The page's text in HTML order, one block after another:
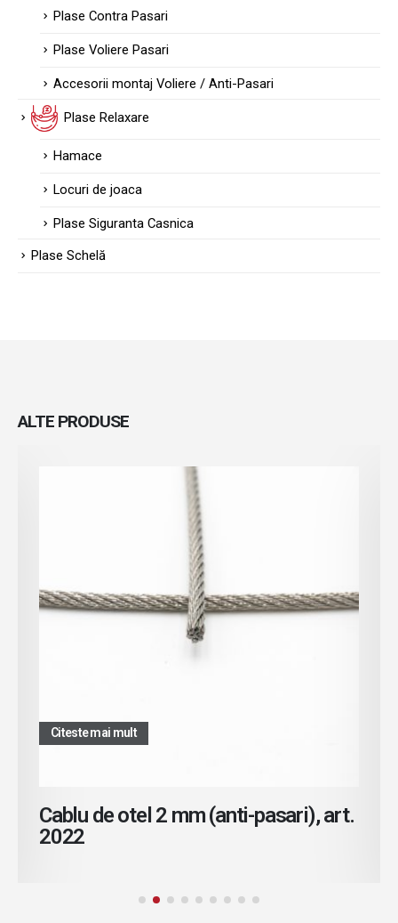
Plase Contra Pasari
Plase Voliere Pasari
Accesorii montaj Voliere / Anti-Pasari
Plase Relaxare
Hamace
Locuri de joaca
Plase Siguranta Casnica
Plase Schelă
ALTE PRODUSE
Citeste mai mult
Cablu de otel 2 mm (anti-pasari), art.
2022